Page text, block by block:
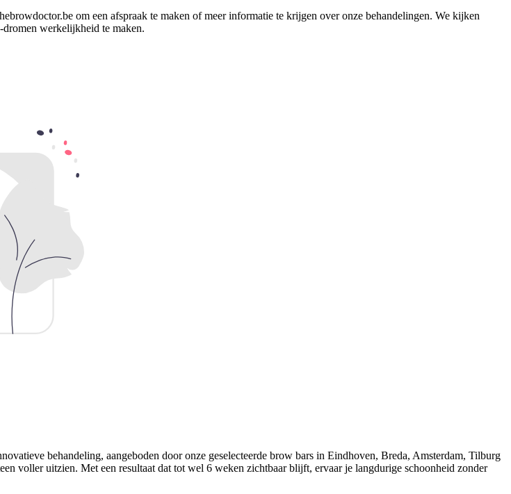
om een afspraak te maken of meer informatie te krijgen over onze behandelingen. We kijken
werkelijkheid te maken.
behandeling, aangeboden door onze geselecteerde brow bars in Eindhoven, Breda, Amsterdam, Tilburg
voller uitzien. Met een resultaat dat tot wel 6 weken zichtbaar blijft, ervaar je langdurige schoonheid zonder